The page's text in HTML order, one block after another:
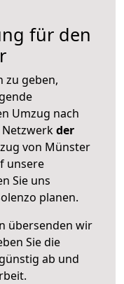
für den
zu geben,
Umzug nach
Netzwerkder
von Münster
unsere
Sie uns
planen.
übersenden wir
Sie die
ab und